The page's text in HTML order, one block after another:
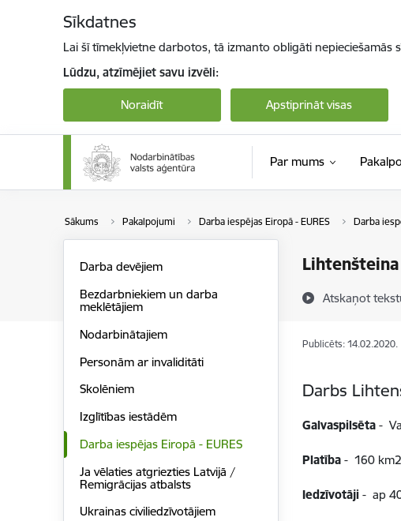
Sīkdatnes
Lai šī tīmekļvietne darbotos, tā izmanto obligāti
Lūdzu, atzīmējiet savu izvēli:
Noraidīt Apstiprināt visas
Par mums
Sākums Pakalpojumi Darba iespējas Eiropā - EURES Darba
Lihtenšteina
Atskaņot
Darba devējiem
Bezdarbniekiem un darba
meklētājiem
Nodarbinātajiem
Personām ar invaliditāti
Skolēniem
Izglītības iestādēm
Darba iespējas Eiropā - EURES
Ja vēlaties atgriezties Latvijā /
Remigrācijas atbalsts
Ukrainas civiliedzīvotājiem
Publicēts: 14.02.2020.
Darbs
Galvaspilsēta -
Platība - 160 km2
Iedzīvotāji - ap